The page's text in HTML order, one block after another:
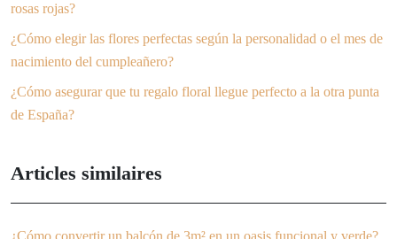
rosas rojas?
¿Cómo elegir las flores perfectas según la personalidad o el mes de
nacimiento del cumpleañero?
¿Cómo asegurar que tu regalo floral llegue perfecto a la otra punta
de España?
Articles similaires
¿Cómo convertir un balcón de 3m² en un oasis funcional y verde?